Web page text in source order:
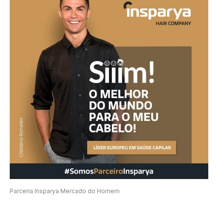
Parceria Insparya Mercado do Homem